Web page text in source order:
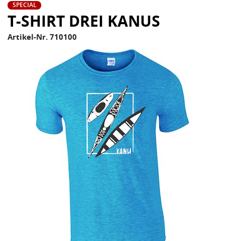
SPECIAL
T-SHIRT DREI KANUS
Artikel-Nr. 710100